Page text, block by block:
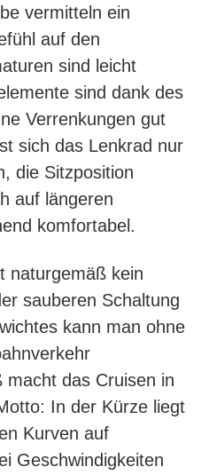
vermitteln ein
auf den
sind leicht
sind dank des
Verrenkungen gut
sich das Lenkrad nur
die Sitzposition
auf längeren
komfortabel.
naturgemäß kein
sauberen Schaltung
kann man ohne
macht das Cruisen in
In der Kürze liegt
Kurven auf
Geschwindigkeiten